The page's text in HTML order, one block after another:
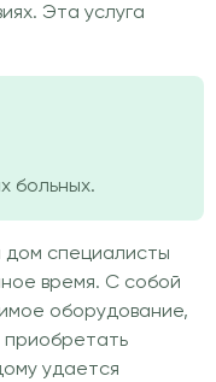
Эта услуга
больных.
дом специалисты
время. С собой
оборудование,
приобретать
удается